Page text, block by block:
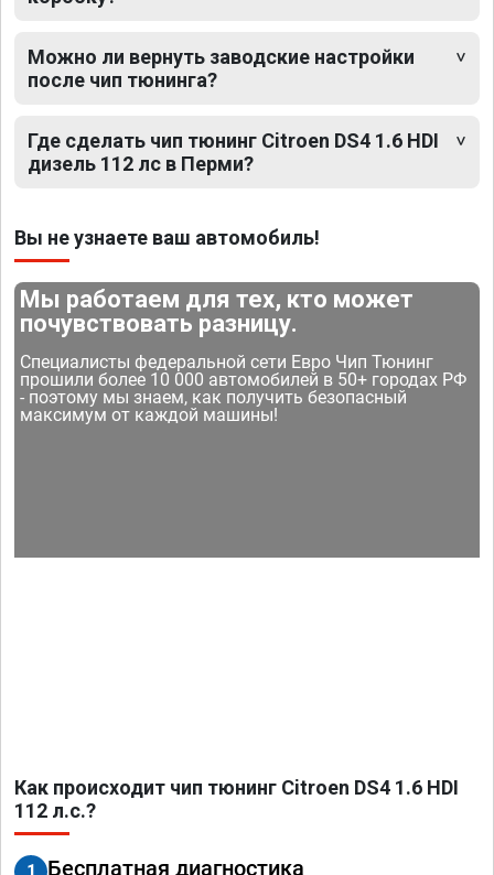
Можно ли вернуть заводские настройки
после чип тюнинга?
Где сделать чип тюнинг Citroen DS4 1.6 HDI
дизель 112 лс в Перми?
Вы не узнаете ваш автомобиль!
Мы работаем для тех, кто может
почувствовать разницу.
Специалисты федеральной сети Евро Чип Тюнинг
прошили более 10 000 автомобилей в 50+ городах РФ
- поэтому мы знаем, как получить безопасный
максимум от каждой машины!
Как происходит чип тюнинг Citroen DS4 1.6 HDI
112 л.с.?
Бесплатная диагностика